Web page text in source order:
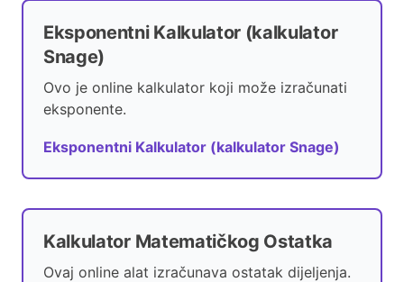
Eksponentni Kalkulator (kalkulator
Snage)
Ovo je online kalkulator koji može izračunati
eksponente.
Eksponentni Kalkulator (kalkulator Snage)
Kalkulator Matematičkog Ostatka
Ovaj online alat izračunava ostatak dijeljenja.